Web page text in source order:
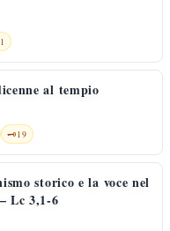
al tempio
🗝️19
storico e la voce nel
Lc 3,1-6